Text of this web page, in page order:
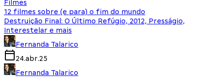
Filmes
12 filmes sobre (e para) o fim do mundo
Destruição Final: O Último Refúgio, 2012, Presságio,
Interestelar e mais
Fernanda Talarico
24.abr.25
Fernanda Talarico